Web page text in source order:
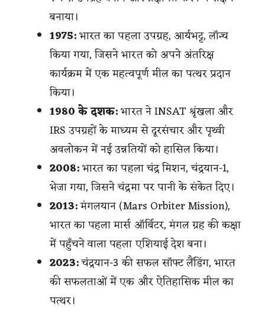
बनाया।
1975:भारत का पहला उपग्रह, आर्यभट्ट, लॉन्च
किया गया, जिसने भारत को अपने अंतरिक्ष
कार्यक्रम में एक महत्वपूर्ण मील का पत्थर प्रदान
किया।
1980 के दशक:भारत ने INSAT श्रृंखला और
IRS उपग्रहों के माध्यम से दूरसंचार और पृथ्वी
अवलोकन में नई उन्नतियों को हासिल किया।
2008:भारत का पहला चंद्र मिशन, चंद्रयान-1,
भेजा गया, जिसने चंद्रमा पर पानी के संकेत दिए।
2013:मंगलयान (Mars Orbiter Mission),
भारत का पहला मार्स ऑर्बिटर, मंगल ग्रह की कक्षा
में पहुँचने वाला पहला एशियाई देश बना।
2023:चंद्रयान-3 की सफल सॉफ्ट लैंडिंग, भारत
की सफलताओं में एक और ऐतिहासिक मील का
पत्थर।